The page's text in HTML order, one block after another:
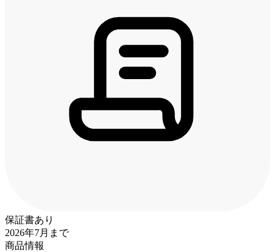
保証書あり
2026年7月まで
商品情報